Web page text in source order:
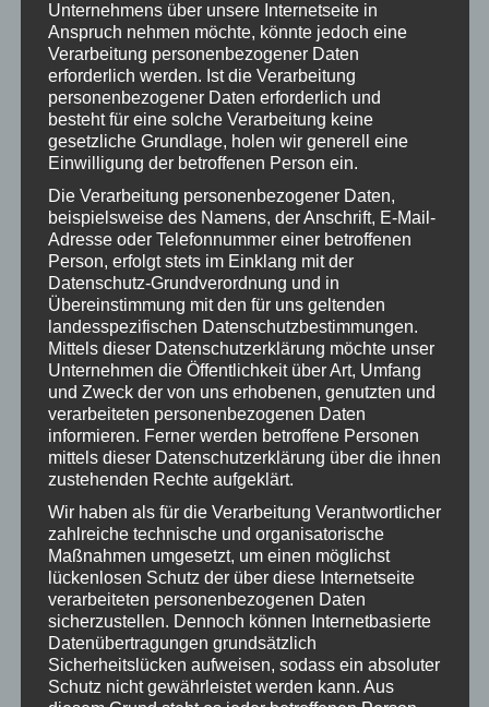
Palliativ-Netzwerk
Kaufbeuren-Ostallgäu
Niemand sollte am Lebensende alleine sein – weder
Betroffene noch diejenigen, die sie begleiten. Eine gute
Palliativversorgung gelingt nur, wenn Fachkräfte, Institutionen
und Engagierte zusammenarbeiten und ihr Wissen sowie ihre
Erfahrungen teilen.
Aktueller Flyer zum Download
Zusammenkommen ist ein Beginn,
Zusammenbleiben ist ein Fortschritt,
Zusammenarbeiten ist ein Erfolg.
(Henry Ford)
Unternehmens über unsere Internetseite in
Anspruch nehmen möchte, könnte jedoch eine
Verarbeitung personenbezogener Daten
erforderlich werden. Ist die Verarbeitung
personenbezogener Daten erforderlich und
besteht für eine solche Verarbeitung keine
gesetzliche Grundlage, holen wir generell eine
Einwilligung der betroffenen Person ein.
Die Verarbeitung personenbezogener Daten,
beispielsweise des Namens, der Anschrift, E-Mail-
Adresse oder Telefonnummer einer betroffenen
Person, erfolgt stets im Einklang mit der
Datenschutz-Grundverordnung und in
Übereinstimmung mit den für uns geltenden
landesspezifischen Datenschutzbestimmungen.
Mittels dieser Datenschutzerklärung möchte unser
Unternehmen die Öffentlichkeit über Art, Umfang
und Zweck der von uns erhobenen, genutzten und
verarbeiteten personenbezogenen Daten
informieren. Ferner werden betroffene Personen
mittels dieser Datenschutzerklärung über die ihnen
zustehenden Rechte aufgeklärt.
Wir haben als für die Verarbeitung Verantwortlicher
zahlreiche technische und organisatorische
Maßnahmen umgesetzt, um einen möglichst
lückenlosen Schutz der über diese Internetseite
verarbeiteten personenbezogenen Daten
sicherzustellen. Dennoch können Internetbasierte
Datenübertragungen grundsätzlich
Sicherheitslücken aufweisen, sodass ein absoluter
Schutz nicht gewährleistet werden kann. Aus